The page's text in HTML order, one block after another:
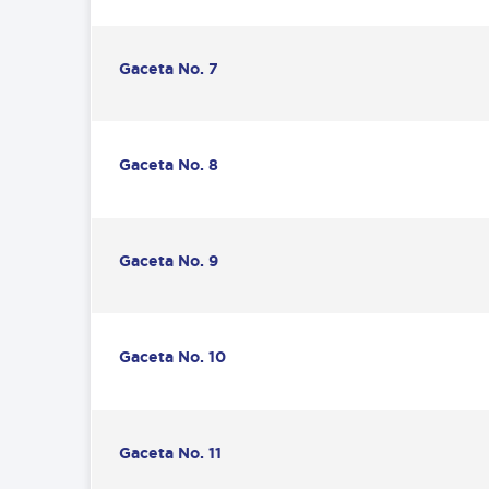
Gaceta No. 7
Gaceta No. 8
Gaceta No. 9
Gaceta No. 10
Gaceta No. 11